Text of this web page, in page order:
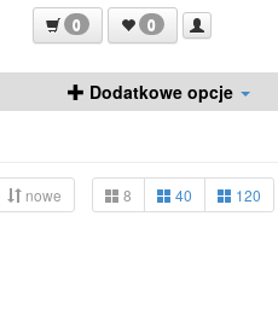
0 0
Dodatkowe opcje
nowe 8 40 120